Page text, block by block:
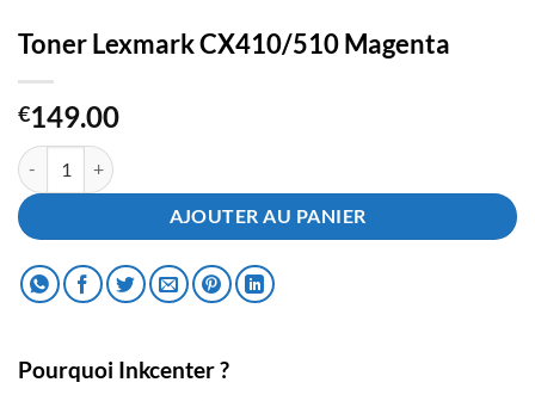
Toner Lexmark CX410/510 Magenta
€149.00
quantité de Toner Lexmark CX410/510 Magenta
AJOUTER AU PANIER
Pourquoi Inkcenter ?